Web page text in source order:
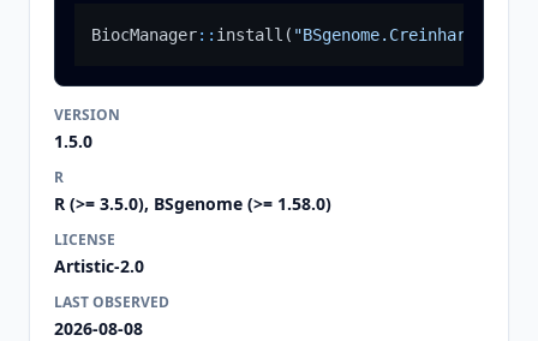
BiocManager:: install (
VERSION
1.5.0
R
R (>= 3.5.0), BSgenome (>= 1.58.0)
LICENSE
Artistic-2.0
LAST OBSERVED
2026-08-08